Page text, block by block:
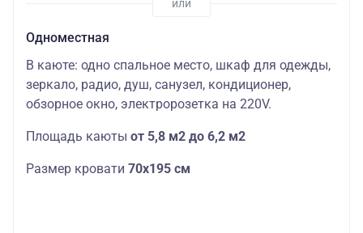
Одноместная
В каюте: одно спальное место, шкаф для одежды,
зеркало, радио, душ, санузел, кондиционер,
обзорное окно, электророзетка на 220V.
Площадь каюты от 5,8 м2 до 6,2 м2
Размер кровати 70х195 см